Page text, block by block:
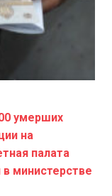
умерших
на
палата
министерстве